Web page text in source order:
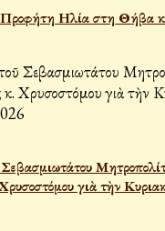
Ηλία στη Θήβα
γιὰ τὴν